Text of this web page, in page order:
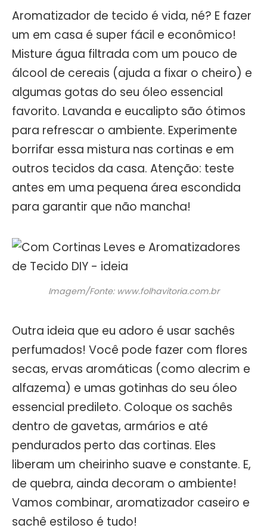
Aromatizador de tecido é vida, né? E fazer
um em casa é super fácil e econômico!
Misture água filtrada com um pouco de
álcool de cereais (ajuda a fixar o cheiro) e
algumas gotas do seu óleo essencial
favorito. Lavanda e eucalipto são ótimos
para refrescar o ambiente. Experimente
borrifar essa mistura nas cortinas e em
outros tecidos da casa. Atenção: teste
antes em uma pequena área escondida
para garantir que não mancha!
Imagem/Fonte: www.folhavitoria.com.br
Outra ideia que eu adoro é usar sachês
perfumados! Você pode fazer com flores
secas, ervas aromáticas (como alecrim e
alfazema) e umas gotinhas do seu óleo
essencial predileto. Coloque os sachês
dentro de gavetas, armários e até
pendurados perto das cortinas. Eles
liberam um cheirinho suave e constante. E,
de quebra, ainda decoram o ambiente!
Vamos combinar, aromatizador caseiro e
sachê estiloso é tudo!